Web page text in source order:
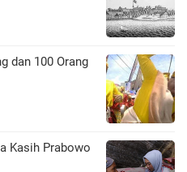
dan 100 Orang
Kasih Prabowo